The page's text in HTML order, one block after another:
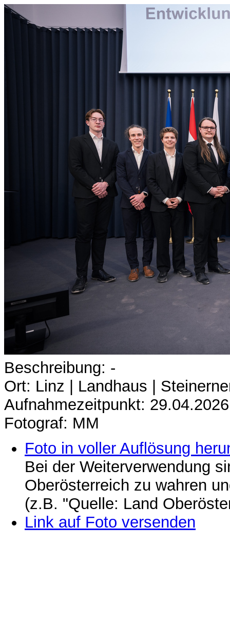
Beschreibung: -
Ort: Linz | Landhaus |
Aufnahmezeitpunkt: 29.04.2026
Fotograf: MM
Foto in voller Auflösung
Bei der Weiterverwendung
Oberösterreich zu wahren
(z.B. "Quelle: Land
Link auf Foto versenden